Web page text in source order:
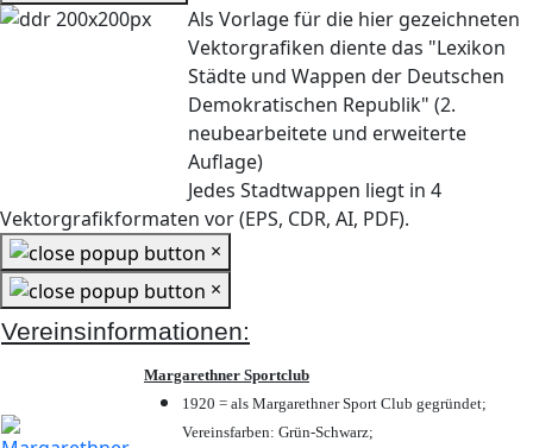
Als Vorlage für die hier gezeichneten
Vektorgrafiken diente das "Lexikon
Städte und Wappen der Deutschen
Demokratischen Republik" (2.
neubearbeitete und erweiterte
Auflage)
Jedes Stadtwappen liegt in 4
Vektorgrafikformaten vor (EPS, CDR, AI, PDF).
×
×
Vereinsinformationen:
Margarethner Sportclub
1920 = als Margarethner Sport Club gegründet;
Vereinsfarben: Grün-Schwarz;